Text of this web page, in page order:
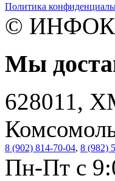
Политика
©
Мы
628011,
8 (902) 814-70-04, 8 (982)
Пн-Пт с